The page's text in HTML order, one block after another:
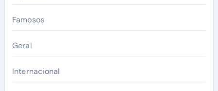
Famosos
Geral
Internacional